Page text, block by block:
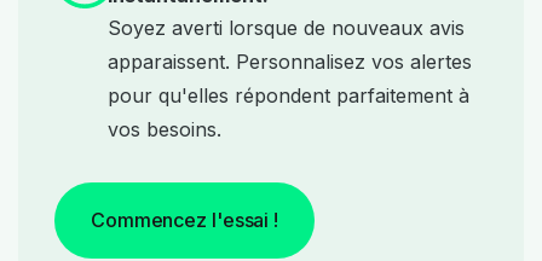
Soyez averti lorsque de nouveaux avis
apparaissent. Personnalisez vos alertes
pour qu'elles répondent parfaitement à
vos besoins.
Commencez l'essai !